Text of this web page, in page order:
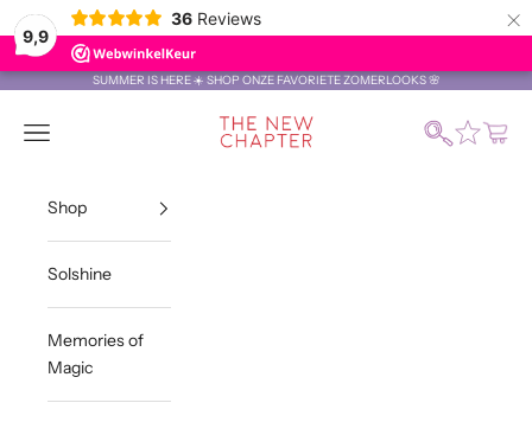
9,9
36 Reviews ×
SUMMER IS HERE ☀️ SHOP ONZE FAVORIETE ZOMERLOOKS 🌸
The New Chapter Store
Menu Zoeken
Shop
Solshine
Memories of
Magic